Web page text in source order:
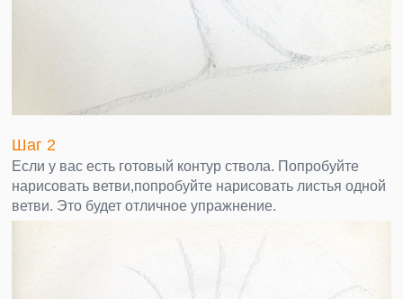
Шаг 2
Если у вас есть готовый контур ствола. Попробуйте
нарисовать ветви,попробуйте нарисовать листья одной
ветви. Это будет отличное упражнение.